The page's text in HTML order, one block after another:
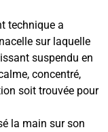
technique a
sur laquelle
suspendu en
concentré,
soit trouvée pour
la main sur son